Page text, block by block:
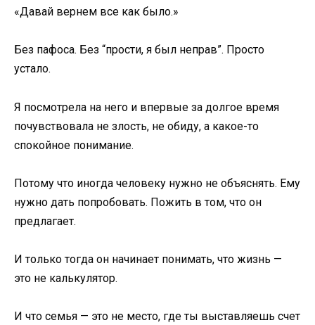
«Давай вернем все как было.»
Без пафоса. Без “прости, я был неправ”. Просто
устало.
Я посмотрела на него и впервые за долгое время
почувствовала не злость, не обиду, а какое-то
спокойное понимание.
Потому что иногда человеку нужно не объяснять. Ему
нужно дать попробовать. Пожить в том, что он
предлагает.
И только тогда он начинает понимать, что жизнь —
это не калькулятор.
И что семья — это не место, где ты выставляешь счет